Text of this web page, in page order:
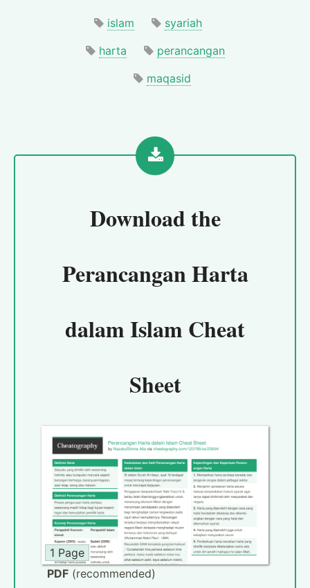
islam
syariah
harta
perancangan
maqasid
Download the
Perancangan Harta
dalam Islam Cheat
Sheet
1 Page
PDF (recommended)